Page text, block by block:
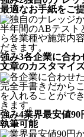
最適なお手紙をご
半年間のABテスト
ら各業種や施策内
だきます。
強み3各企業に合わ
文章のカスタマイ
完全手書きだから
を入れることがで
きます。
強み4業界最安値90
執筆可能